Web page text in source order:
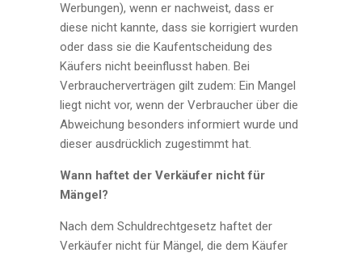
Werbungen), wenn er nachweist, dass er
diese nicht kannte, dass sie korrigiert wurden
oder dass sie die Kaufentscheidung des
Käufers nicht beeinflusst haben. Bei
Verbraucherverträgen gilt zudem: Ein Mangel
liegt nicht vor, wenn der Verbraucher über die
Abweichung besonders informiert wurde und
dieser ausdrücklich zugestimmt hat.
Wann haftet der Verkäufer nicht für
Mängel?
Nach dem Schuldrechtgesetz haftet der
Verkäufer nicht für Mängel, die dem Käufer